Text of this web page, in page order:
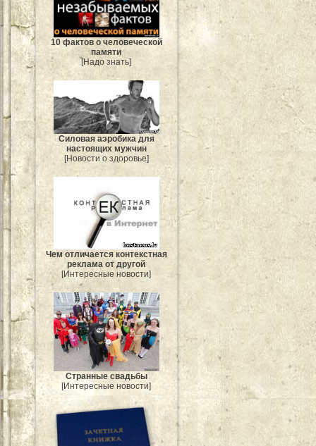
10 фактов о человеческой
памяти
[Надо знать]
Силовая аэробика для
настоящих мужчин
[Новости о здоровье]
Чем отличается контекстная
реклама от другой
[Интересные новости]
Странные свадьбы
[Интересные новости]